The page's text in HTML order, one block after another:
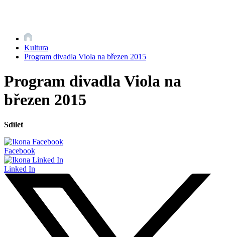
Kultura
Program divadla Viola na březen 2015
Program divadla Viola na
březen 2015
Sdílet
Facebook
Linked In